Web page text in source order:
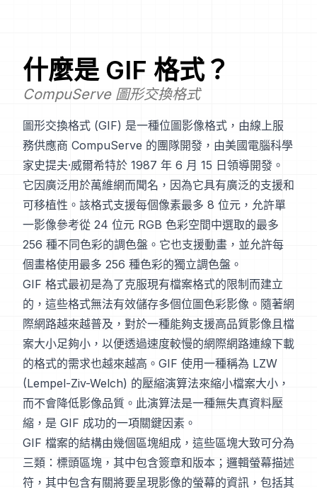
什麼是 GIF 格式？
CompuServe 圖形交換格式
圖形交換格式 (GIF) 是一種位圖影像格式，由線上服
務供應商 CompuServe 的團隊開發，由美國電腦科學
家史提夫·威爾希特於 1987 年 6 月 15 日領導開發。
它因廣泛用於萬維網而聞名，因為它具有廣泛的支援和
可移植性。該格式支援每個像素最多 8 位元，允許單
一影像參考從 24 位元 RGB 色彩空間中選取的最多
256 種不同色彩的調色盤。它也支援動畫，並允許每
個畫格使用最多 256 種色彩的獨立調色盤。
GIF 格式最初是為了克服現有檔案格式的限制而建立
的，這些格式無法有效儲存多個位圖色彩影像。隨著網
際網路越來越普及，對於一種能夠支援高品質影像且檔
案大小足夠小，以便透過速度較慢的網際網路連線下載
的格式的需求也越來越高。GIF 使用一種稱為 LZW
(Lempel-Ziv-Welch) 的壓縮演算法來縮小檔案大小，
而不會降低影像品質。此演算法是一種無失真資料壓
縮，是 GIF 成功的一項關鍵因素。
GIF 檔案的結構由幾個區塊組成，這些區塊大致可分為
三類：標頭區塊，其中包含簽章和版本；邏輯螢幕描述
符，其中包含有關將要呈現影像的螢幕的資訊，包括其